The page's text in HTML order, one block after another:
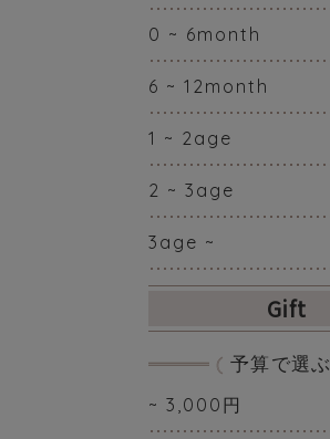
0 ~ 6month
6 ~ 12month
1 ~ 2age
2 ~ 3age
3age ~
Gift
予算で選ぶ
~ 3,000円